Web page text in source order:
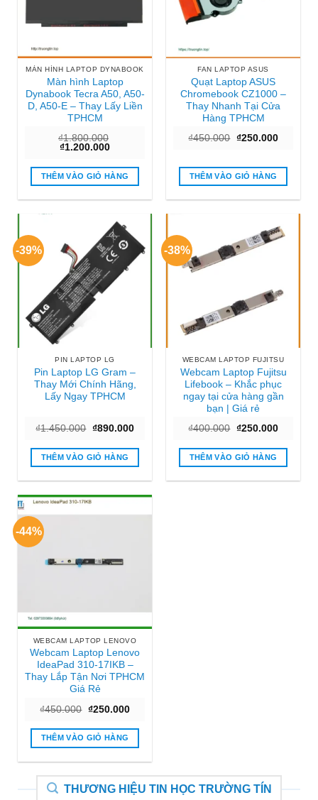
MÀN HÌNH LAPTOP DYNABOOK
Màn hình Laptop
Dynabook Tecra A50, A50-
D, A50-E – Thay Lấy Liền
TPHCM
₫1.800.000
Giá
là:
₫1.800.000.
₫1.200.000Giá
tại
là:
₫1.200.000.
THÊM VÀO GIỎ HÀNG
FAN LAPTOP ASUS
Quạt Laptop ASUS
Chromebook CZ1000 –
Thay Nhanh Tại Cửa
Hàng TPHCM
₫450.000 Giá
₫450.000.
₫250.000Giá
là:
THÊM VÀO GIỎ HÀNG
-39%
PIN LAPTOP LG
Pin Laptop LG Gram –
Thay Mới Chính Hãng,
Lấy Ngay TPHCM
₫1.450.000 Giá
là:
₫1.450.000.
₫890.000Giá
tại
₫890.000.
THÊM VÀO GIỎ HÀNG
-38%
WEBCAM LAPTOP FUJITSU
Webcam Laptop Fujitsu
Lifebook – Khắc phục
ngay tại cửa hàng gần
bạn | Giá rẻ
₫400.000 Giá
là:
₫400.000.
₫250.000Giá
tại
THÊM VÀO GIỎ HÀNG
-44%
WEBCAM LAPTOP LENOVO
Webcam Laptop Lenovo
IdeaPad 310-17IKB –
Thay Lắp Tận Nơi TPHCM
Giá Rẻ
₫450.000 Giá
là:
₫450.000.
₫250.000Giá
tại
₫250.000.
THÊM VÀO GIỎ HÀNG
THƯƠNG HIỆU TIN HỌC TRƯỜNG TÍN